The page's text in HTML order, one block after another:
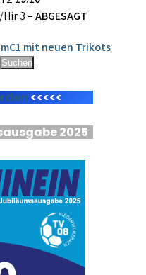
3 –ABGESAGT
mC1 mit neuen Trikots
Suchen
<<<<<
2025